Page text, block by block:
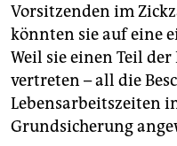
Vorsitzenden im
könnten sie auf eine
Weil sie einen Teil
vertreten – all die
Lebensarbeitszeiten
Grundsicherung